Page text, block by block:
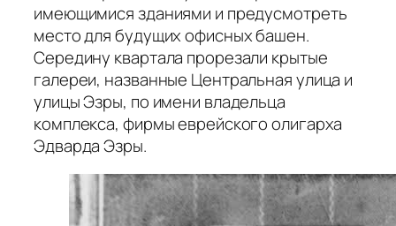
имеющимися зданиями и предусмотреть
место для будущих офисных башен.
Середину квартала прорезали крытые
галереи, названные Центральная улица и
улицы Эзры, по имени владельца
комплекса, фирмы еврейского олигарха
Эдварда Эзры.